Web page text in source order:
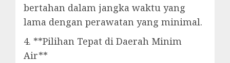
bertahan dalam jangka waktu yang
lama dengan perawatan yang minimal.
4. **Pilihan Tepat di Daerah Minim
Air**